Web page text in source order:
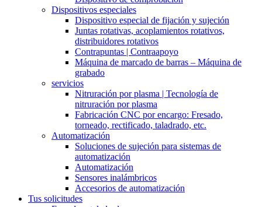
Dispositivos especiales
Dispositivo especial de fijación y sujeción
Juntas rotativas, acoplamientos rotativos,
distribuidores rotativos
Contrapuntas | Contraapoyo
Máquina de marcado de barras – Máquina de
grabado
servicios
Nitruración por plasma | Tecnología de
nitruración por plasma
Fabricación CNC por encargo: Fresado,
torneado, rectificado, taladrado, etc.
Automatización
Soluciones de sujeción para sistemas de
automatización
Automatización
Sensores inalámbricos
Accesorios de automatización
Tus solicitudes